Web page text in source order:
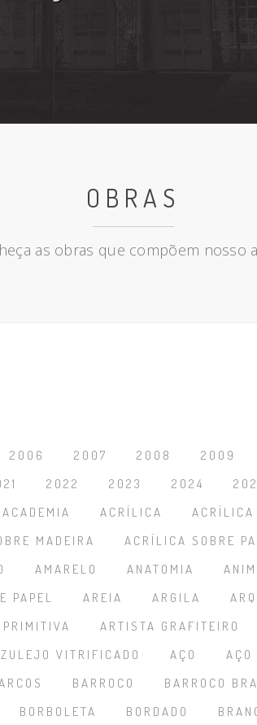
OBRAS
as obras que compõem nosso
2006 2007 2008 2009
2022 2023 2024
ACADEMIA ACRÍLICA
ACRÍLICA
MADEIRA ACRÍLICA SOBRE
AMARELO ANATOMIA
PAPEL AREIA ARGILA
ARTISTA GRAFITEIRO
VITRIFICADO AÇO AÇO
BARROCO BARROCO
BORBOLETA BORDADO